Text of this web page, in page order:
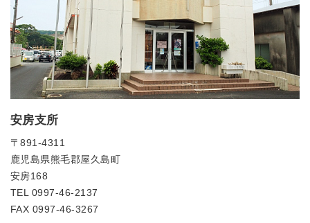
安房支所
〒891-4311
鹿児島県熊毛郡屋久島町
安房168
TEL 0997-46-2137
FAX 0997-46-3267